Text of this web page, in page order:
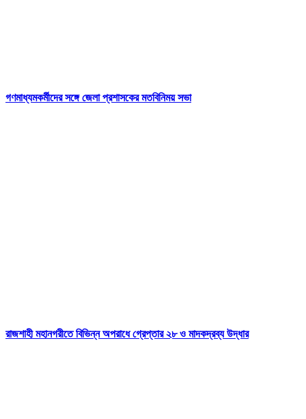
গণমাধ্যমকর্মীদের সঙ্গে জেলা প্রশাসকের মতবিনিময় সভা
রাজশাহী মহানগরীতে বিভিন্ন অপরাধে গ্রেপ্তার ২৮ ও মাদকদ্রব্য উদ্ধার